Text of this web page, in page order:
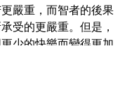
嚴重，而智者的後果
受的更嚴重。但是，
少的快樂而變得更加